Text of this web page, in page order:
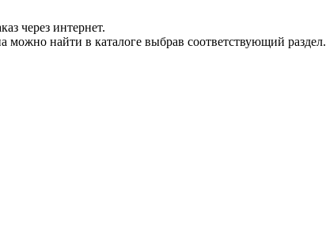
через интернет.
найти в каталоге выбрав соответствующий раздел.